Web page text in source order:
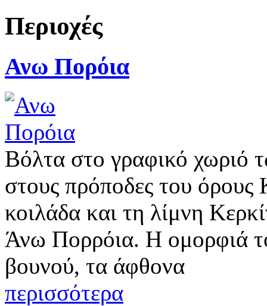
Περιοχές
Ανω Πορόια
Βόλτα στο γραφικό χωριό
στους πρόποδες του όρους
κοιλάδα και τη λίμνη
Άνω Πορρόια. Η ομορφιά
βουνού, τα άφθονα
περισσότερα